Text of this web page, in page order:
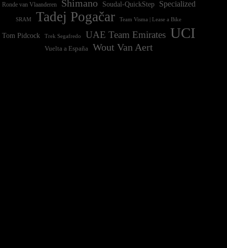
Ronde van Vlaanderen Shimano Soudal-QuickStep Specialized
SRAM Tadej Pogačar Team Visma | Lease a Bike
Tom Pidcock Trek Segafredo UAE Team Emirates UCI
Vuelta a España Wout Van Aert